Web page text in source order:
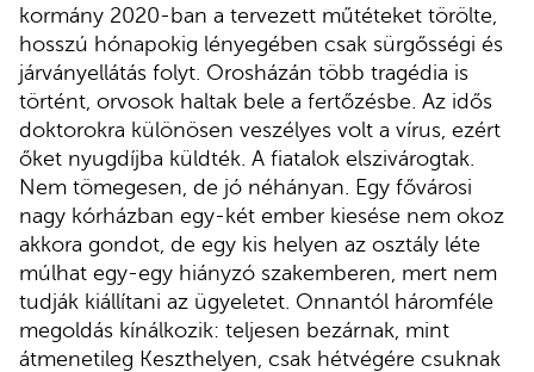
kormány 2020-ban a tervezett műtéteket törölte,
hosszú hónapokig lényegében csak sürgősségi és
járványellátás folyt. Orosházán több tragédia is
történt, orvosok haltak bele a fertőzésbe. Az idős
doktorokra különösen veszélyes volt a vírus, ezért
őket nyugdíjba küldték. A fiatalok elszivárogtak.
Nem tömegesen, de jó néhányan. Egy fővárosi
nagy kórházban egy-két ember kiesése nem okoz
akkora gondot, de egy kis helyen az osztály léte
múlhat egy-egy hiányzó szakemberen, mert nem
tudják kiállítani az ügyeletet. Onnantól háromféle
megoldás kínálkozik: teljesen bezárnak, mint
átmenetileg Keszthelyen, csak hétvégére csuknak